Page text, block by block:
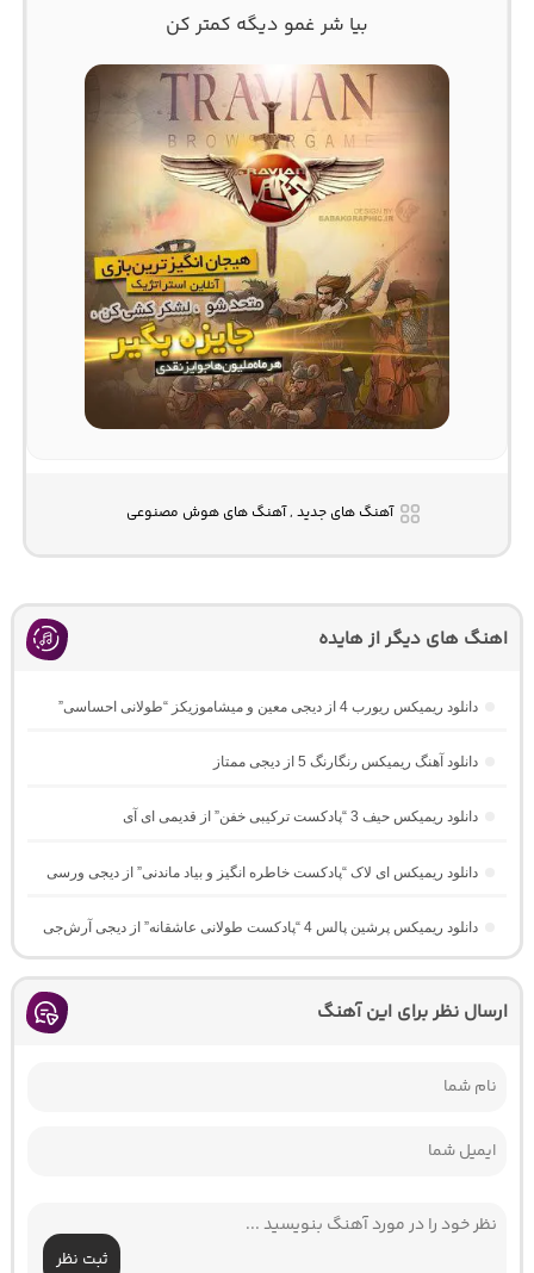
بیا شر غمو دیگه کمتر کن
آهنگ های جدید , آهنگ های هوش مصنوعی
اهنگ های دیگر از هایده
دانلود ریمیکس ریورب 4 از دیجی معین و میشاموزیکز “طولانی احساسی”
دانلود آهنگ ریمیکس رنگارنگ 5 از دیجی ممتاز
دانلود ریمیکس حیف 3 “پادکست ترکیبی خفن” از قدیمی ای آی
دانلود ریمیکس ای لاک “پادکست خاطره انگیز و بیاد ماندنی” از دیجی ورسی
دانلود ریمیکس پرشین پالس 4 “پادکست طولانی عاشقانه” از دیجی آرش‌جی
ارسال نظر برای این آهنگ
ثبت نظر